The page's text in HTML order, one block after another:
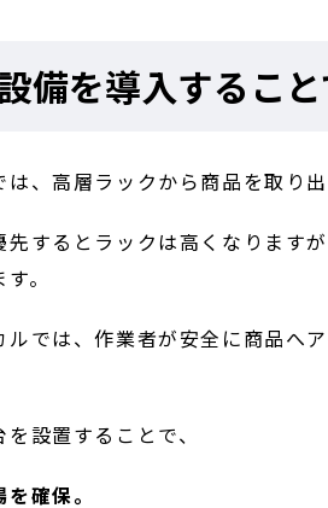
備を導入するこ
、高層ラックから商品を取り
先するとラックは高くなります
。
では、作業者が安全に商品へア
設置することで、
確保。